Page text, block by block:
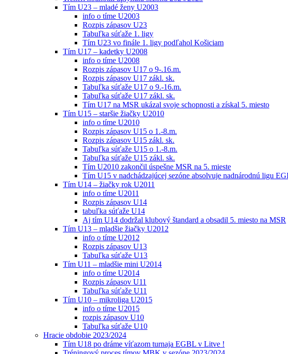
Tím U23 – mladé ženy U2003
info o tíme U2003
Rozpis zápasov U23
Tabuľka súťaže 1. ligy
Tím U23 vo finále 1. ligy podľahol Košiciam
Tím U17 – kadetky U2008
info o tíme U2008
Rozpis zápasov U17 o 9-.16.m.
Rozpis zápasov U17 zákl. sk.
Tabuľka súťaže U17 o 9.-16.m.
Tabuľka súťaže U17 zákl. sk.
Tím U17 na MSR ukázal svoje schopnosti a získal 5. miesto
Tím U15 – staršie žiačky U2010
info o tíme U2010
Rozpis zápasov U15 o 1.-8.m.
Rozpis zápasov U15 zákl. sk.
Tabuľka súťaže U15 o 1.-8.m.
Tabuľka súťaže U15 zákl. sk.
Tím U2010 zakončil úspešne MSR na 5. mieste
Tím U15 v nadchádzajúcej sezóne absolvuje nadnárodnú ligu
Tím U14 – žiačky rok U2011
info o tíme U2011
Rozpis zápasov U14
tabuľka súťaže U14
Aj tím U14 dodržal klubový štandard a obsadil 5. miesto na MSR
Tím U13 – mladšie žiačky U2012
info o tíme U2012
Rozpis zápasov U13
Tabuľka súťaže U13
Tím U11 – mladšie mini U2014
info o tíme U2014
Rozpis zápasov U11
Tabuľka súťaže U11
Tím U10 – mikroliga U2015
info o tíme U2015
rozpis zápasov U10
Tabuľka súťaže U10
Hracie obdobie 2023/2024
Tím U18 po dráme víťazom turnaja EGBL v Litve !